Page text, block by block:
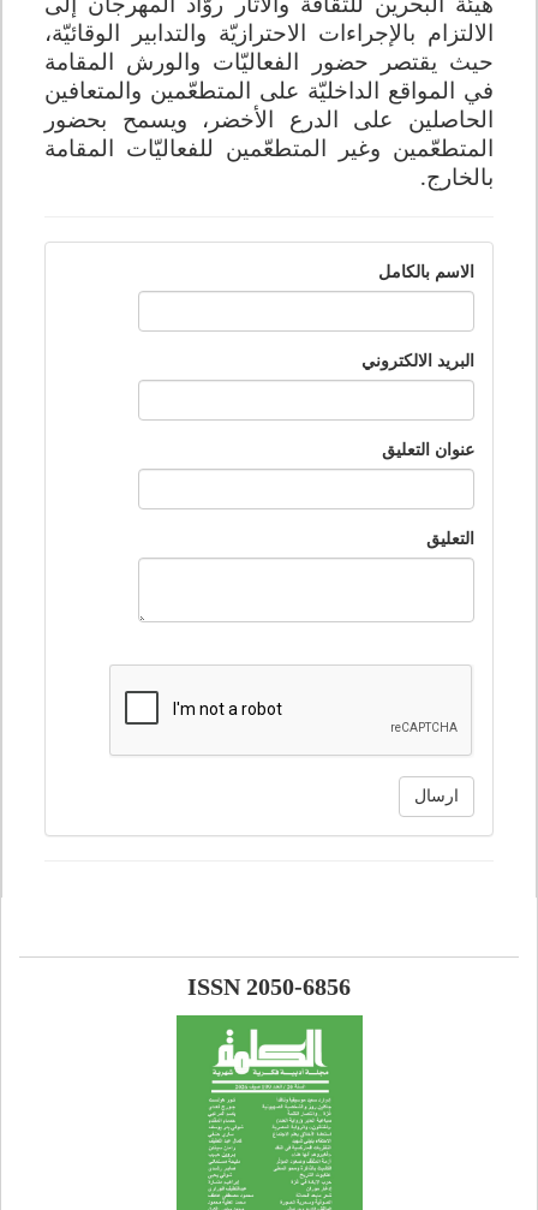
الالتزام بالإجراءات الاحترازيّة والتدابير الوقائيّة،
حيث يقتصر حضور الفعاليّات والورش المقامة
في المواقع الداخليّة على المتطعّمين والمتعافين
الحاصلين على الدرع الأخضر، ويسمح بحضور
المتطعّمين وغير المتطعّمين للفعاليّات المقامة
بالخارج.
الاسم بالكامل
البريد الالكتروني
عنوان التعليق
التعليق
ارسال
ISSN 2050-6856